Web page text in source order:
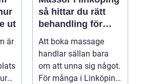
ut
är
så hittar du rätt
behandling för
kropp och hälsa
Att boka massage
handlar sällan bara
om att unna sig något.
För många i Linköping